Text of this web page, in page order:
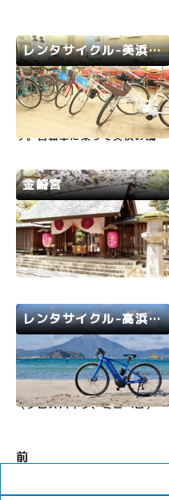
央、ホテルうみんぴあの目の前
にあり、近代的なデザインと環
境共生な施設となっておりま
す。施設はEAST棟とWEST棟
に分かれて…
レンタサイクル-美浜町−若狭美浜観光協会 (JR美浜駅内)
若狭美浜観光協会ではレンタサ
イクルの貸出しを行っていま
す。自転車に乗って美浜の風を
車は、若狭美浜観光協会の協会
会員宿に宿泊する場合は1泊2
日で利用することができます。
また、レンタサイクルは三方
五…
若狭路 美浜町
金崎宮
延元元年(1336)恒良、尊良両
親王を守護した新田義貞が足利
軍と戦った古戦場です。戦いは
放ち自害しました。中腹の金崎
宮には両親王が祀られていま
す。戦国の世には朝倉・浅井軍
と信長・秀吉・家康の戦いの
場…
若狭路 敦賀市
レンタサイクル-高浜町-若狭高浜駅(若狭高浜観光協会）
若狭高浜駅では電動アシスト自
転車、クロスバイク、E-bike
（クロスバイク、ミニベロ）の
宿」にご宿泊の方は1泊2日以
上の連続利用も可能！高浜町内
利用ください。ご利用方法の
若狭路 高浜町
前